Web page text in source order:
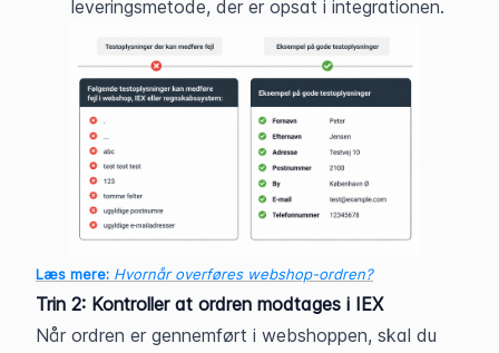
leveringsmetode, der er opsat i integrationen.
Læs mere: Hvornår overføres webshop-ordren?
Trin 2: Kontroller at ordren modtages i IEX
Når ordren er gennemført i webshoppen, skal du